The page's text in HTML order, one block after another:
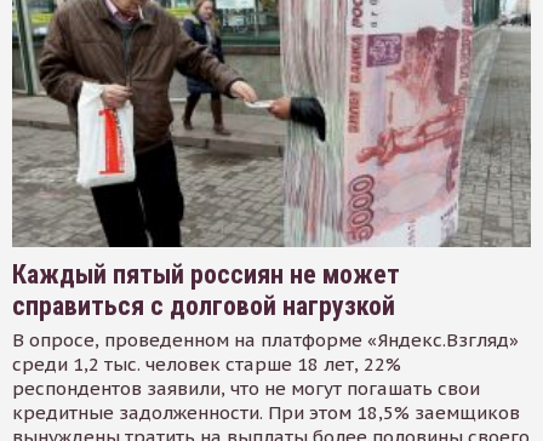
Каждый пятый россиян не может
справиться с долговой нагрузкой
В опросе, проведенном на платформе «Яндекс.Взгляд»
среди 1,2 тыс. человек старше 18 лет, 22%
респондентов заявили, что не могут погашать свои
кредитные задолженности. При этом 18,5% заемщиков
вынуждены тратить на выплаты более половины своего